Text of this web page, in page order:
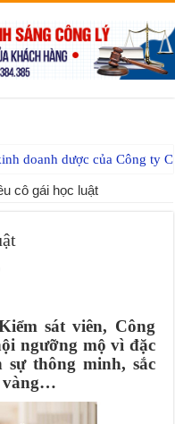
doanh dược của Công ty
cô gái học luật
sát viên, Công
ngưỡng mộ vì đặc
sự thông minh, sắc
vàng…